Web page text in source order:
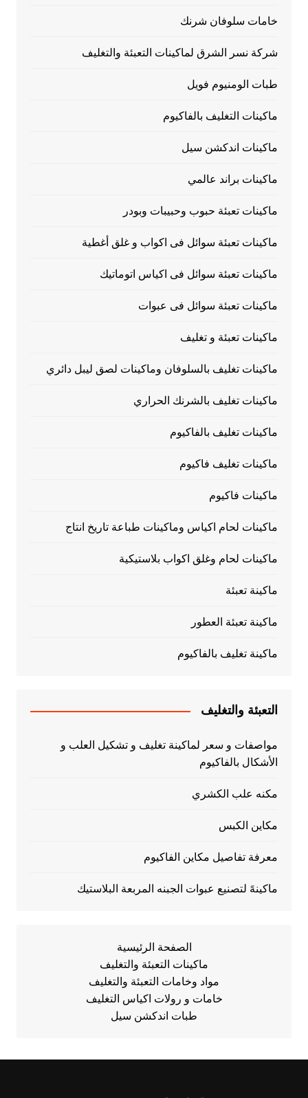
خامات سلوفان شرنك
شركة نسر الشرق لماكينات التعبئة والتغليف
طبات الومنيوم فويل
ماكينات التغليف بالفاكيوم
ماكينات اندكشن سيل
ماكينات براند عالمي
ماكينات تعبئة حبوب وحبيبات وبودر
ماكينات تعبئة سوائل فى اكواب و غلق أغطية
ماكينات تعبئة سوائل فى اكياس اتوماتيك
ماكينات تعبئة سوائل فى عبوات
ماكينات تعبئة و تغليف
ماكينات تغليف بالسلوفان وماكينات لصق ليبل دائري
ماكينات تغليف بالشرنك الحراري
ماكينات تغليف بالفاكيوم
ماكينات تغليف فاكيوم
ماكينات فاكيوم
ماكينات لحام اكياس وماكينات طباعة تاريخ انتاج
ماكينات لحام وغلق اكواب بلاستيكية
ماكينة تعبئة
ماكينة تعبئة العطور
ماكينة تغليف بالفاكيوم
التعبئة والتغليف
مواصفات و سعر لماكينة تغليف و تشكيل العلب و
الأشكال بالفاكيوم
مكنه علب الكشري
مكاين الكبس
معرفة تفاصيل مكاين الفاكيوم
ماكينهً لتصنيع عبوات الجبنه المربعة البلاستيك
الصفحة الرئيسية
ماكينات التعبئة والتغليف
مواد وخامات التعبئة والتغليف
خامات و رولات اكياس التغليف
طبات اندكشن سيل